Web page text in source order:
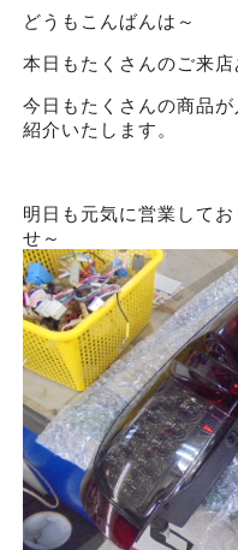
どうもこんばんは～
本日もたくさんのご来店
今日もたくさんの商品
紹介いたします。
明日も元気に営業して
せ～